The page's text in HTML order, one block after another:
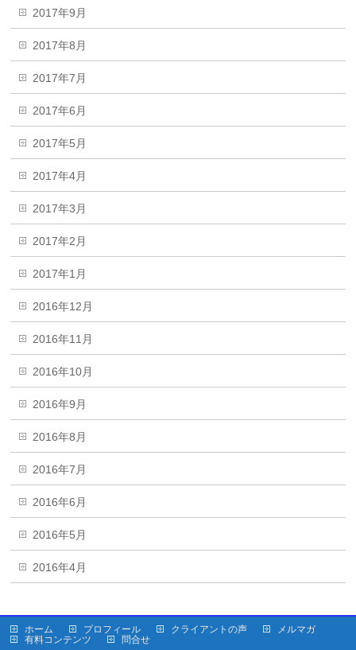
2017年9月
2017年8月
2017年7月
2017年6月
2017年5月
2017年4月
2017年3月
2017年2月
2017年1月
2016年12月
2016年11月
2016年10月
2016年9月
2016年8月
2016年7月
2016年6月
2016年5月
2016年4月
ホーム プロフィール クライアントの声
メルマガ
有料コンテンツ
問合せ